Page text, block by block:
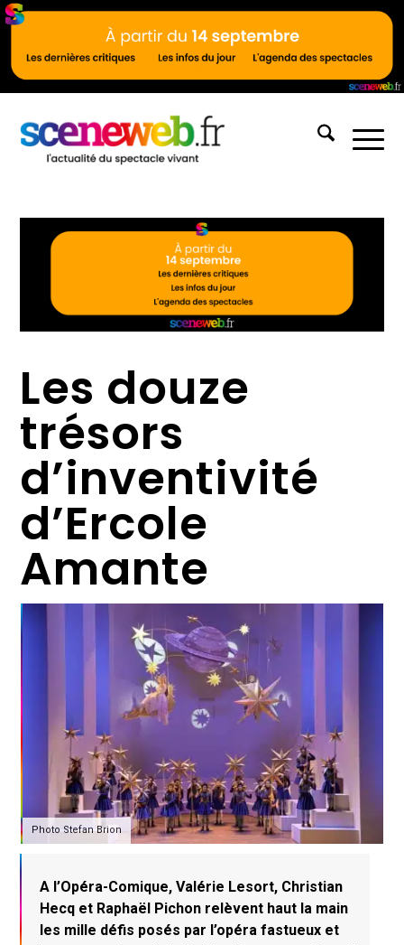
Les douze
trésors
d’inventivité
d’Ercole
Amante
Photo Stefan Brion
A l’Opéra-Comique, Valérie Lesort, Christian
Hecq et Raphaël Pichon relèvent haut la main
les mille défis posés par l’opéra fastueux et